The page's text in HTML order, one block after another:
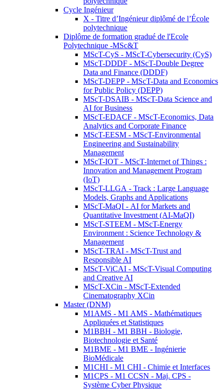
Cycle Ingénieur
X - Titre d’Ingénieur diplômé de l’École
polytechnique
Diplôme de formation gradué de l'Ecole
Polytechnique -MSc&T
MScT-CyS - MScT-Cybersecurity (CyS)
MScT-DDDF - MScT-Double Degree
Data and Finance (DDDF)
MScT-DEPP - MScT-Data and Economics
for Public Policy (DEPP)
MScT-DSAIB - MScT-Data Science and
AI for Business
MScT-EDACF - MScT-Economics, Data
Analytics and Corporate Finance
MScT-EESM - MScT-Environmental
Engineering and Sustainability
Management
MScT-IOT - MScT-Internet of Things :
Innovation and Management Program
(IoT)
MScT-LLGA - Track : Large Language
Models, Graphs and Applications
MScT-MaQI - AI for Markets and
Quantitative Investment (AI-MaQI)
MScT-STEEM - MScT-Energy
Environment : Science Technology &
Management
MScT-TRAI - MScT-Trust and
Responsible AI
MScT-ViCAI - MScT-Visual Computing
and Creative AI
MScT-XCin - MScT-Extended
Cinematography XCin
Master (DNM)
M1AMS - M1 AMS - Mathématiques
Appliquées et Statistiques
M1BBH - M1 BBH - Biologie,
Biotechnologie et Santé
M1BME - M1 BME - Ingénierie
BioMédicale
M1CHI - M1 CHI - Chimie et Interfaces
M1CPS - M1 CCSN - Maj. CPS -
Système Cyber Physique